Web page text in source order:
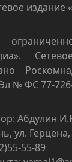
издание
№ ФС 77-
Абдулин
ул.
55-89